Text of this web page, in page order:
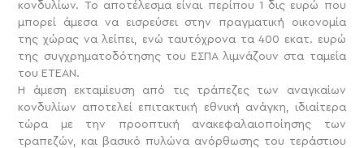
κονδυλίων. Το αποτέλεσμα είναι περίπου 1 δις ευρώ που
μπορεί άμεσα να εισρεύσει στην πραγματική οικονομία
της χώρας να λείπει, ενώ ταυτόχρονα τα 400 εκατ. ευρώ
της συγχρηματοδότησης του ΕΣΠΑ λιμνάζουν στα ταμεία
του ΕΤΕΑΝ.
Η άμεση εκταμίευση από τις τράπεζες των αναγκαίων
κονδυλίων αποτελεί επιτακτική εθνική ανάγκη, ιδιαίτερα
τώρα με την προοπτική ανακεφαλαιοποίησης των
τραπεζών, και βασικό πυλώνα ανόρθωσης του τεράστιου